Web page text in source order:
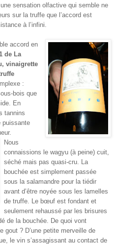
sensation olfactive qui semble ne
sur la truffe que l’accord est
à l’infini.
accord en
de La
vinaigrette
:
bois que
En
tannins
puissante
Nous
connaissions le wagyu (à peine) cuit,
séché mais pas quasi-cru. La
bouchée est simplement passée
sous la salamandre pour la tiédir
avant d’être noyée sous les lamelles
de truffe. Le bœuf est fondant et
seulement rehaussé par les brisures
de la bouchée. De quoi vont
gout ? D’une petite merveille de
le vin s’assagissant au contact de